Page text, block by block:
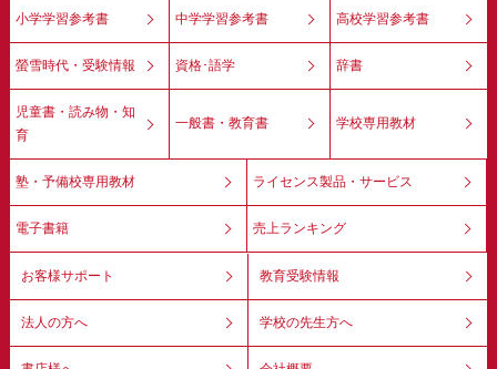
小学学習参考書 中学学習参考書 高校学習参考書
螢雪時代・受験情報 資格･語学 辞書
児童書・読み物・知
育
一般書・教育書 学校専用教材
塾・予備校専用教材 ライセンス製品・サービス
電子書籍 売上ランキング
お客様サポート 教育受験情報
法人の方へ 学校の先生方へ